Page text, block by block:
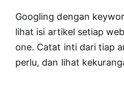
Googling dengan
lihat isi artikel setiap
one. Catat inti dari tiap
perlu, dan lihat